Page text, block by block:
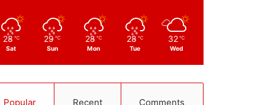
28 ℃
Sat
29 ℃
Sun
28 ℃
Mon
28 ℃
Tue
32 ℃
Wed
Popular Recent Comments